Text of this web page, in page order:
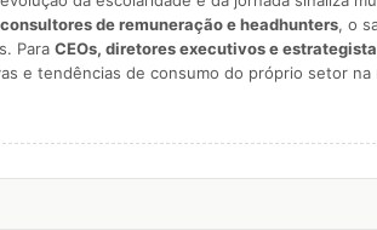
consultores de remuneração e headhunters, o
Para CEOs, diretores executivos e
e tendências de consumo do próprio setor na